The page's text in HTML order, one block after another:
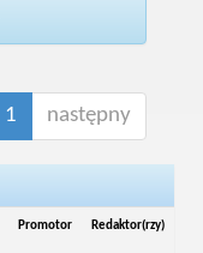
1 następny
Promotor Redaktor(rzy)